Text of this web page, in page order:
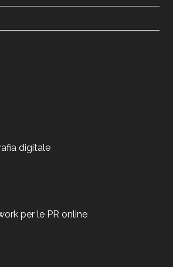
digitale
per le PR online